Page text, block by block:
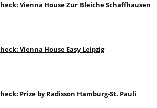
Vienna House Zur Bleiche Schaffhausen
Vienna House Easy Leipzig
Prize by Radisson Hamburg-St. Pauli